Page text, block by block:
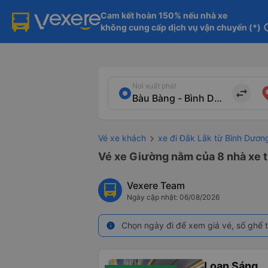
Cam kết hoàn 150% nếu nhà xe
không cung cấp dịch vụ vận chuyển (*)
Nơi xuất phát
import_export
Vé xe khách xe đi Đắk Lắk từ Bình
Vé xe Giường nằm của 8 nhà xe
Vexere Team
Ngày cập nhật: 06/08/2026
info Chọn ngày đi để xem giá vé, số